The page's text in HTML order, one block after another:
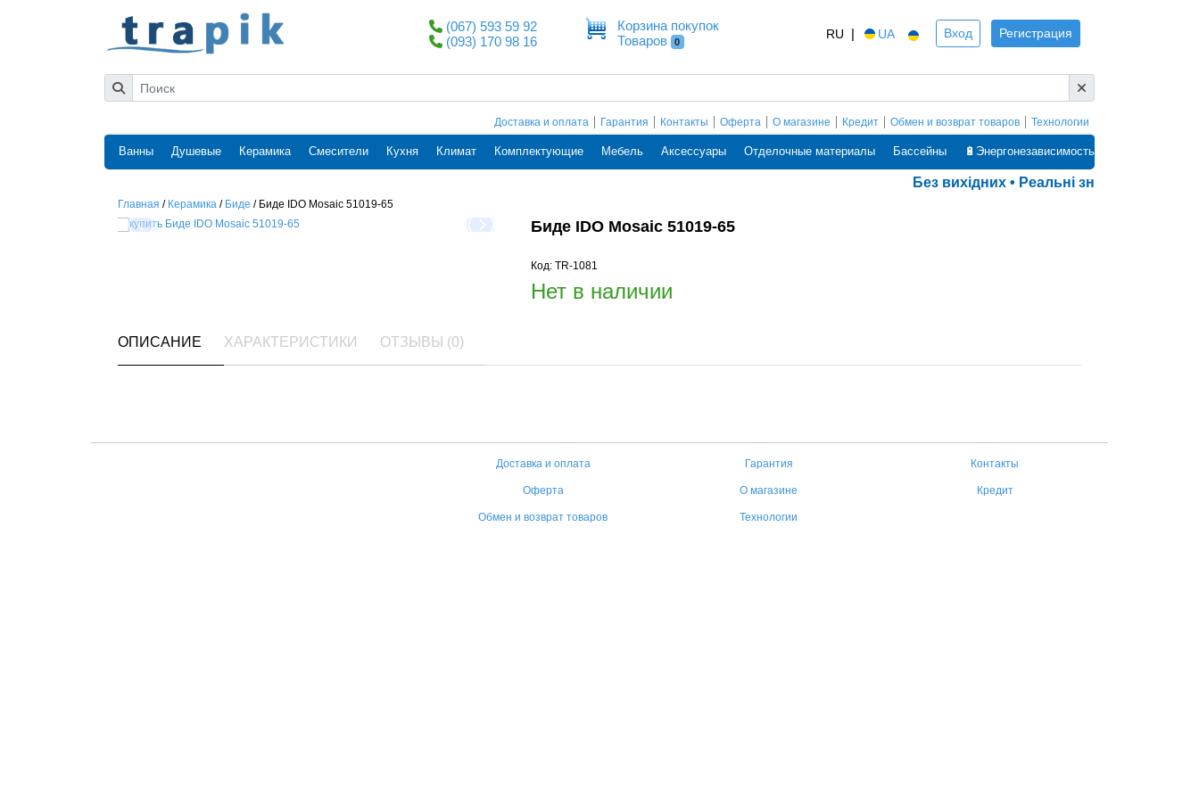
(067) 593 59 92
(093) 170 98 16
Корзина покупок
Товаров
0
RU | UA Вход Регистрация
Доставка и оплата Гарантия Контакты Оферта О магазине Кредит Обмен и возврат товаров Технологии
Ванны Душевые Керамика Смесители Кухня Климат Комплектующие Мебель Аксессуары Отделочные материалы Бассейны 🔋Энергонезависимость
Без вихідних • Реальні знижки •
Главная / Керамика / Биде / Биде IDO Mosaic 51019-65
Биде IDO Mosaic 51019-65
Код: TR-1081
Нет в наличии
ОПИСАНИЕ ХАРАКТЕРИСТИКИ ОТЗЫВЫ (0)
Доставка и оплата Гарантия Контакты
Оферта О магазине Кредит
Обмен и возврат товаров Технологии